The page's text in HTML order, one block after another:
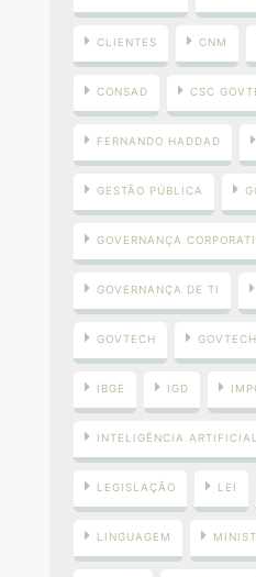
CLIENTES CNM
CONSAD CSC
FERNANDO HADDAD
GESTÃO PÚBLICA
GOVERNANÇA
GOVERNANÇA DE TI
GOVTECH
IBGE IGD
INTELIGÊNCIA ARTIFICIAL
LEGISLAÇÃO LEI
LINGUAGEM